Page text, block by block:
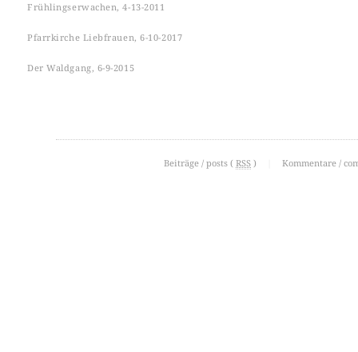
Frühlingserwachen, 4-13-2011
Pfarrkirche Liebfrauen, 6-10-2017
Der Waldgang, 6-9-2015
Beiträge / posts ( RSS ) Kommentare /